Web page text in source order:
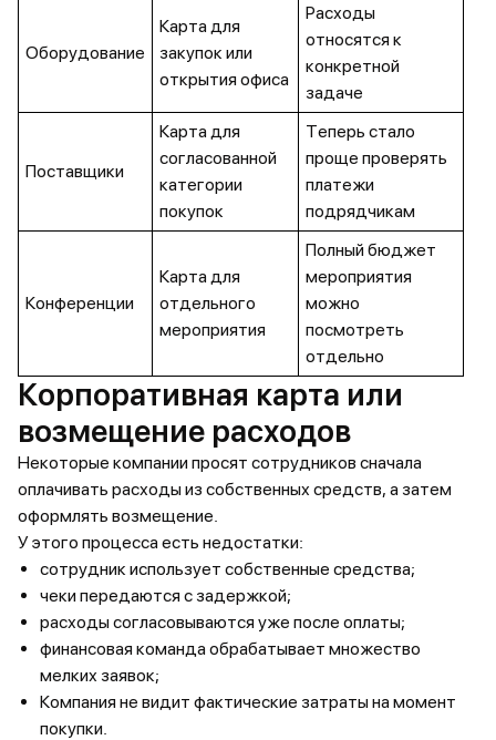
Оборудование
Карта для
закупок или
открытия офиса
Расходы
относятся к
конкретной
задаче
Поставщики
Карта для
согласованной
категории
покупок
Теперь стало
проще проверять
платежи
подрядчикам
Конференции
Карта для
отдельного
мероприятия
Полный бюджет
мероприятия
можно
посмотреть
отдельно
Корпоративная карта или
возмещение расходов
Некоторые компании просят сотрудников сначала
оплачивать расходы из собственных средств, а затем
оформлять возмещение.
У этого процесса есть недостатки:
сотрудник использует собственные средства;
чеки передаются с задержкой;
расходы согласовываются уже после оплаты;
финансовая команда обрабатывает множество
мелких заявок;
Компания не видит фактические затраты на момент
покупки.